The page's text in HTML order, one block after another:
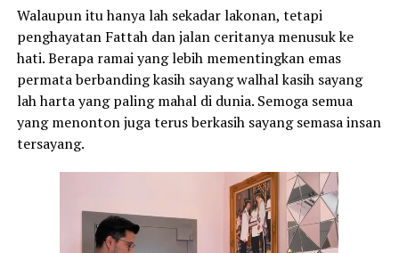
Walaupun itu hanya lah sekadar lakonan, tetapi
penghayatan Fattah dan jalan ceritanya menusuk ke
hati. Berapa ramai yang lebih mementingkan emas
permata berbanding kasih sayang walhal kasih sayang
lah harta yang paling mahal di dunia. Semoga semua
yang menonton juga terus berkasih sayang semasa insan
tersayang.